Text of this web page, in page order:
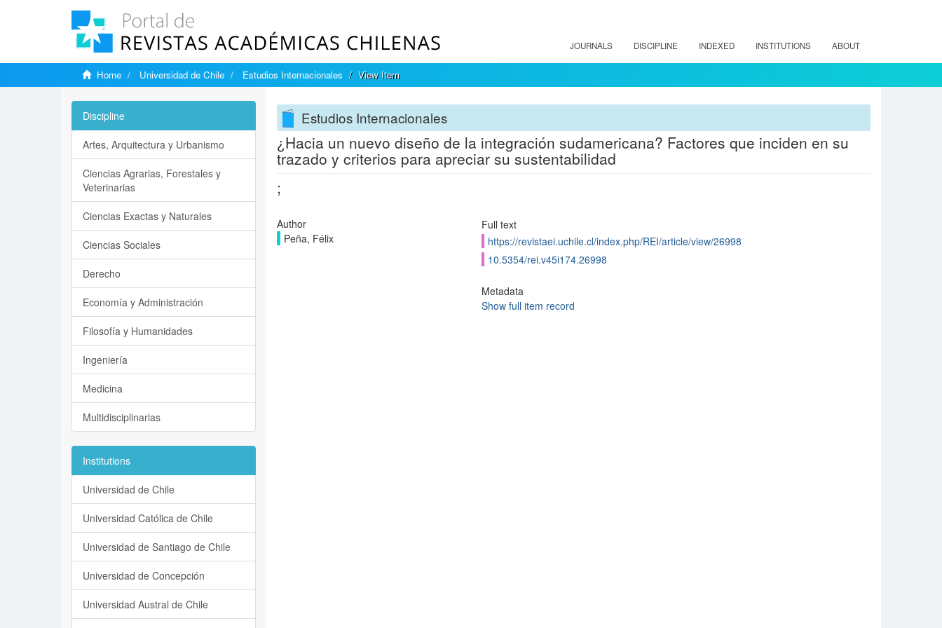
JOURNALS DISCIPLINE INDEXED INSTITUTIONS ABOUT
Home Universidad de Chile Estudios Internacionales View Item
Estudios Internacionales
¿Hacia un nuevo diseño de la integración sudamericana? Factores que inciden en su
trazado y criterios para apreciar su sustentabilidad
;
Author
Peña, Félix
Full text
https://revistaei.uchile.cl/index.php/REI/article/view/26998
10.5354/rei.v45i174.26998
Metadata
Show full item record
Discipline
Artes, Arquitectura y Urbanismo
Ciencias Agrarias, Forestales y
Veterinarias
Ciencias Exactas y Naturales
Ciencias Sociales
Derecho
Economía y Administración
Filosofía y Humanidades
Ingeniería
Medicina
Multidisciplinarias
Institutions
Universidad de Chile
Universidad Católica de Chile
Universidad de Santiago de Chile
Universidad de Concepción
Universidad Austral de Chile